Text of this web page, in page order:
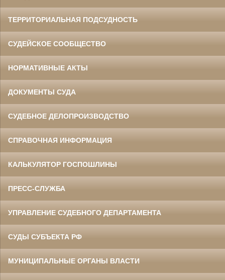
ТЕРРИТОРИАЛЬНАЯ ПОДСУДНОСТЬ
СУДЕЙСКОЕ СООБЩЕСТВО
НОРМАТИВНЫЕ АКТЫ
ДОКУМЕНТЫ СУДА
СУДЕБНОЕ ДЕЛОПРОИЗВОДСТВО
СПРАВОЧНАЯ ИНФОРМАЦИЯ
КАЛЬКУЛЯТОР ГОСПОШЛИНЫ
ПРЕСС-СЛУЖБА
УПРАВЛЕНИЕ СУДЕБНОГО ДЕПАРТАМЕНТА
СУДЫ СУБЪЕКТА РФ
МУНИЦИПАЛЬНЫЕ ОРГАНЫ ВЛАСТИ